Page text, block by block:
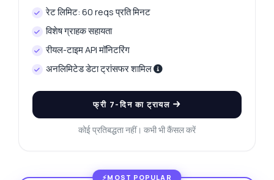
रेट लिमिट: 60 reqs प्रति मिनट
विशेष ग्राहक सहायता
रीयल-टाइम API मॉनिटरिंग
अनलिमिटेड डेटा ट्रांसफर शामिल
फ्री 7-दिन का ट्रायल
कोई प्रतिबद्धता नहीं। कभी भी कैंसल करें